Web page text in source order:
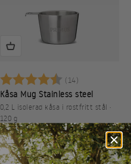
Betyg: (14)
Kåsa Mug Stainless steel
0,2 L isolerad kåsa i rostfritt stål ·
120 g
REA-pris
199 kr